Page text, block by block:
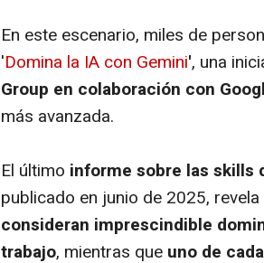
En este escenario, miles de
'Domina la IA con Gemini', una
Group en colaboración con
más avanzada.
El último informe sobre las skills
publicado en junio de 2025,
consideran imprescindible
trabajo, mientras que uno de